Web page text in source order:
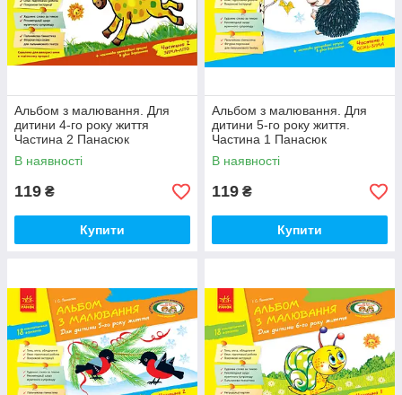
Альбом з малювання. Для
дитини 4-го року життя
Частина 2 Панасюк
В наявності
119 ₴
Купити
Альбом з малювання. Для
дитини 5-го року життя.
Частина 1 Панасюк
В наявності
119 ₴
Купити